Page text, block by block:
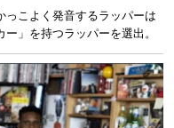
っこよく発音するラッパーは
」を持つラッパーを選出。